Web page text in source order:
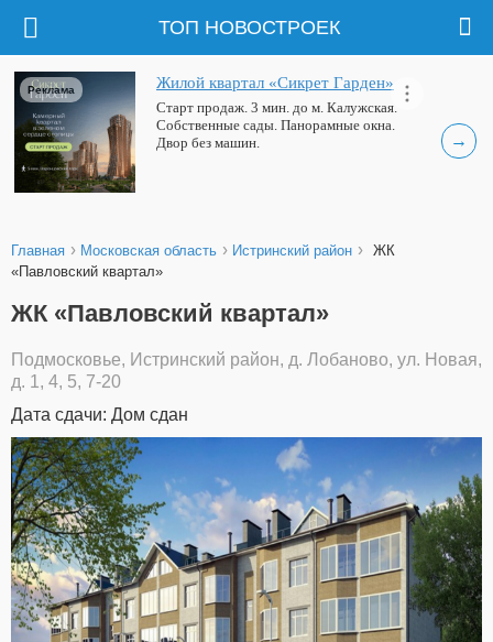
ТОП НОВОСТРОЕК
→
Жилой квартал «Сикрет Гарден»
Старт продаж. 3 мин. до м. Калужская.
Собственные сады. Панорамные окна.
Двор без машин.
Реклама
Главная › Московская область › Истринский район › ЖК
«Павловский квартал»
ЖК «Павловский квартал»
Подмосковье, Истринский район, д. Лобаново, ул. Новая,
д. 1, 4, 5, 7-20
Дата сдачи: Дом сдан